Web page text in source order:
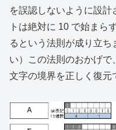
を誤認しないように設計
トは絶対に 10 で始まら
るという法則が成り立ち
い）この法則のおかげで
文字の境界を正しく復元